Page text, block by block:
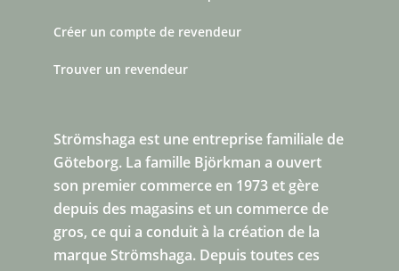
Strömshaga est une entreprise familiale de
Göteborg. La famille Björkman a ouvert
son premier commerce en 1973 et gère
depuis des magasins et un commerce de
gros, ce qui a conduit à la création de la
marque Strömshaga. Depuis toutes ces
Créer un compte de revendeur
Trouver un revendeur